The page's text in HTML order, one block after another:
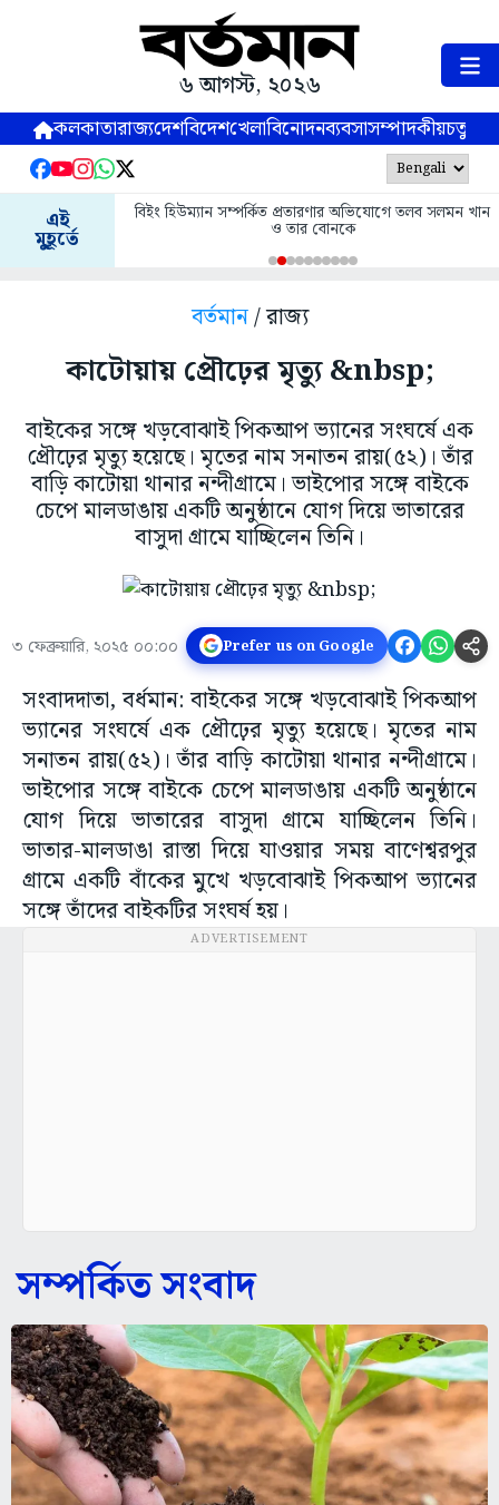
৬ আগস্ট, ২০২৬
কলকাতারাজ্যদেশবিদেশখেলাবিনোদনব্যবসাসম্পাদকীয়
এই
মুহূর্তে
বিইং হিউম্যান সম্পর্কিত প্রতারণার অভিযোগে তলব সলমন খান
ও তার বোনকে
বর্তমান/ রাজ্য
কাটোয়ায় প্রৌঢ়ের মৃত্যু &nbsp;
বাইকের সঙ্গে খড়বোঝাই পিকআপ ভ্যানের সংঘর্ষে এক
প্রৌঢ়ের মৃত্যু হয়েছে। মৃতের নাম সনাতন রায়(৫২)। তাঁর
বাড়ি কাটোয়া থানার নন্দীগ্রামে। ভাইপোর সঙ্গে বাইকে
চেপে মালডাঙায় একটি অনুষ্ঠানে যোগ দিয়ে ভাতারের
বাসুদা গ্রামে যাচ্ছিলেন তিনি।
৩ ফেব্রুয়ারি, ২০২৫ ০০:০০ Prefer us on Google
সংবাদদাতা, বর্ধমান: বাইকের সঙ্গে খড়বোঝাই পিকআপ
ভ্যানের সংঘর্ষে এক প্রৌঢ়ের মৃত্যু হয়েছে। মৃতের নাম
সনাতন রায়(৫২)। তাঁর বাড়ি কাটোয়া থানার নন্দীগ্রামে।
ভাইপোর সঙ্গে বাইকে চেপে মালডাঙায় একটি অনুষ্ঠানে
যোগ দিয়ে ভাতারের বাসুদা গ্রামে যাচ্ছিলেন তিনি।
ভাতার-মালডাঙা রাস্তা দিয়ে যাওয়ার সময় বাণেশ্বরপুর
গ্রামে একটি বাঁকের মুখে খড়বোঝাই পিকআপ ভ্যানের
সঙ্গে তাঁদের বাইকটির সংঘর্ষ হয়।
ADVERTISEMENT
সম্পর্কিত সংবাদ